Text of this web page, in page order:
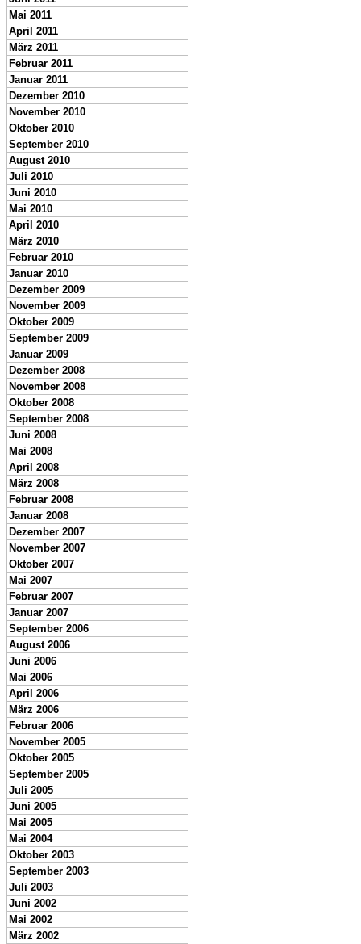
Mai 2011
April 2011
März 2011
Februar 2011
Januar 2011
Dezember 2010
November 2010
Oktober 2010
September 2010
August 2010
Juli 2010
Juni 2010
Mai 2010
April 2010
März 2010
Februar 2010
Januar 2010
Dezember 2009
November 2009
Oktober 2009
September 2009
Januar 2009
Dezember 2008
November 2008
Oktober 2008
September 2008
Juni 2008
Mai 2008
April 2008
März 2008
Februar 2008
Januar 2008
Dezember 2007
November 2007
Oktober 2007
Mai 2007
Februar 2007
Januar 2007
September 2006
August 2006
Juni 2006
Mai 2006
April 2006
März 2006
Februar 2006
November 2005
Oktober 2005
September 2005
Juli 2005
Juni 2005
Mai 2005
Mai 2004
Oktober 2003
September 2003
Juli 2003
Juni 2002
Mai 2002
März 2002